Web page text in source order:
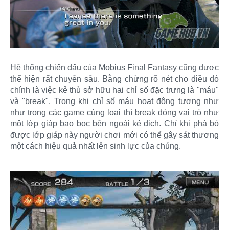
Hệ thống chiến đấu của Mobius Final Fantasy cũng được
thể hiện rất chuyên sâu. Bằng chừng rõ nét cho điều đó
chính là việc kẻ thù sở hữu hai chỉ số đặc trưng là "máu"
và "break". Trong khi chỉ số máu hoạt động tương như
như trong các game cùng loại thì break đóng vai trò như
một lớp giáp bao bọc bên ngoài kẻ địch. Chỉ khi phá bỏ
được lớp giáp này người chơi mới có thể gây sát thương
một cách hiệu quả nhất lên sinh lực của chúng.